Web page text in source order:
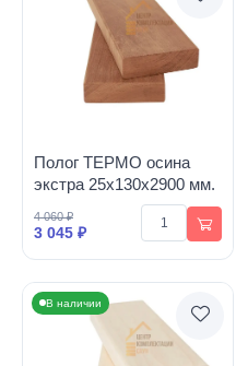
Полог ТЕРМО осина
экстра 25х130х2900 мм.
4 060 ₽
3 045 ₽
В наличии